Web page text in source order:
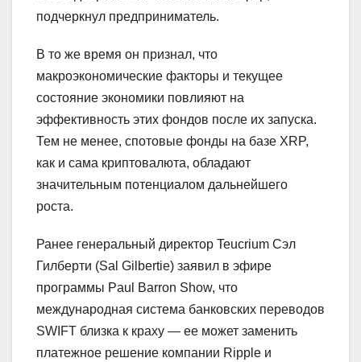
подчеркнул предприниматель.
В то же время он признал, что
макроэкономические факторы и текущее
состояние экономики повлияют на
эффективность этих фондов после их запуска.
Тем не менее, спотовые фонды на базе XRP,
как и сама криптовалюта, обладают
значительным потенциалом дальнейшего
роста.
Ранее генеральный директор Teucrium Сэл
Гилберти (Sal Gilbertie) заявил в эфире
программы Paul Barron Show, что
международная система банковских переводов
SWIFT близка к краху — ее может заменить
платежное решение компании Ripple и